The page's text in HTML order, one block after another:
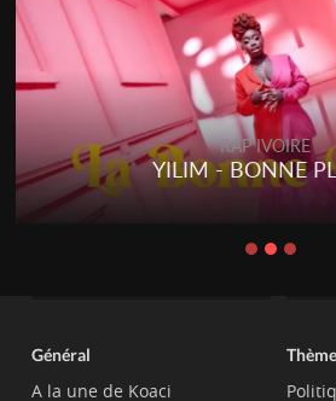
RAP IVOIRE
YILIM - BONNE
Général
A la une de Koaci